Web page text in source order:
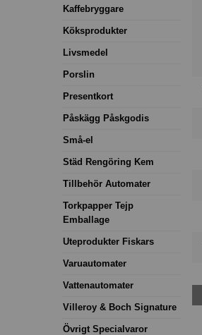
Kaffebryggare
Köksprodukter
Livsmedel
Porslin
Presentkort
Påskägg Påskgodis
Små-el
Städ Rengöring Kem
Tillbehör Automater
Torkpapper Tejp
Emballage
Uteprodukter Fiskars
Varuautomater
Vattenautomater
Villeroy & Boch Signature
Övrigt Specialvaror